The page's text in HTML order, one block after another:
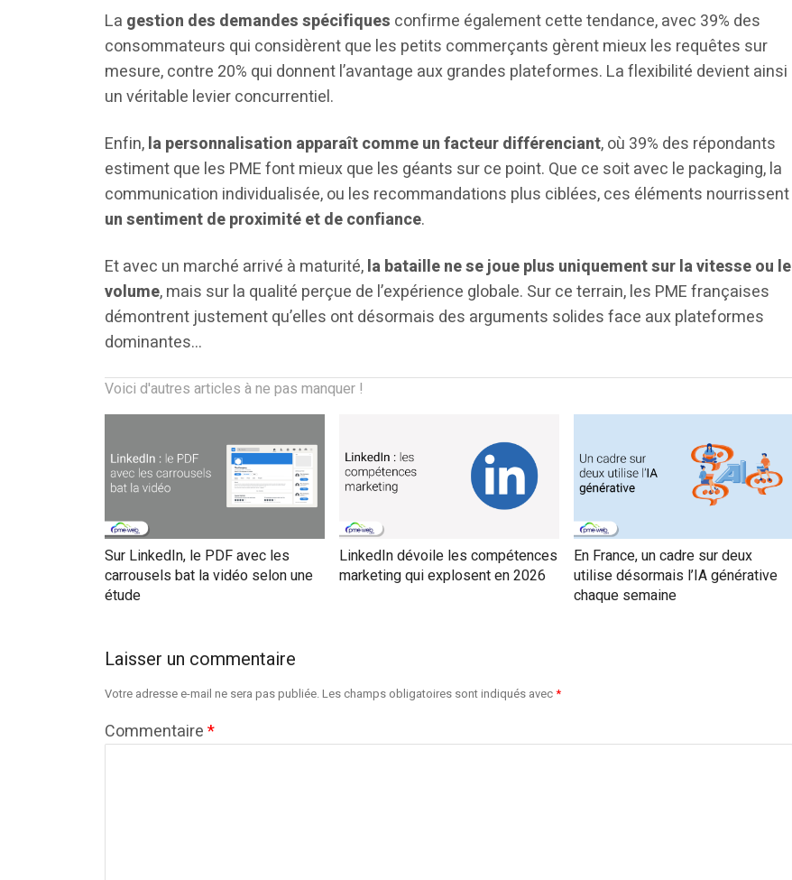
La gestion des demandes spécifiques confirme également cette tendance, avec 39% des
consommateurs qui considèrent que les petits commerçants gèrent mieux les requêtes sur
mesure, contre 20% qui donnent l’avantage aux grandes plateformes. La flexibilité devient ainsi
un véritable levier concurrentiel.
Enfin,la personnalisation apparaît comme un facteur différenciant, où 39% des répondants
estiment que les PME font mieux que les géants sur ce point. Que ce soit avec le packaging, la
communication individualisée, ou les recommandations plus ciblées, ces éléments nourrissent
un sentiment de proximité et de confiance.
Et avec un marché arrivé à maturité,la bataille ne se joue plus uniquement sur la vitesse ou le
volume, mais sur la qualité perçue de l’expérience globale. Sur ce terrain, les PME françaises
démontrent justement qu’elles ont désormais des arguments solides face aux plateformes
dominantes…
Voici d'autres articles à ne pas manquer !
Sur LinkedIn, le PDF avec les
carrousels bat la vidéo selon une
étude
LinkedIn dévoile les compétences
marketing qui explosent en 2026
En France, un cadre sur deux
utilise désormais l’IA générative
chaque semaine
Laisser un commentaire
Votre adresse e-mail ne sera pas publiée.Les champs obligatoires sont indiqués avec*
Commentaire*